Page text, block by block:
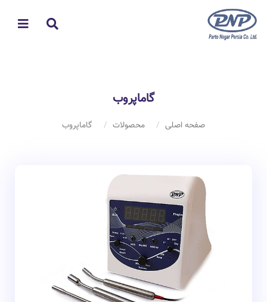
گاماپروب
صفحه اصلی محصولات گاماپروب